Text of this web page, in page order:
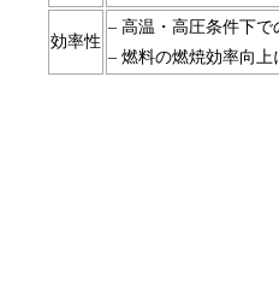
効率性
– 高温・高圧条件下で
– 燃料の燃焼効率向上